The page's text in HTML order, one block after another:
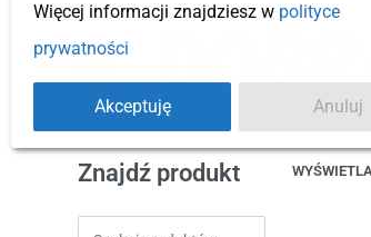
Znajdź produkt
Więcej informacji znajdziesz w polityce
prywatności
Akceptuję Anuluj